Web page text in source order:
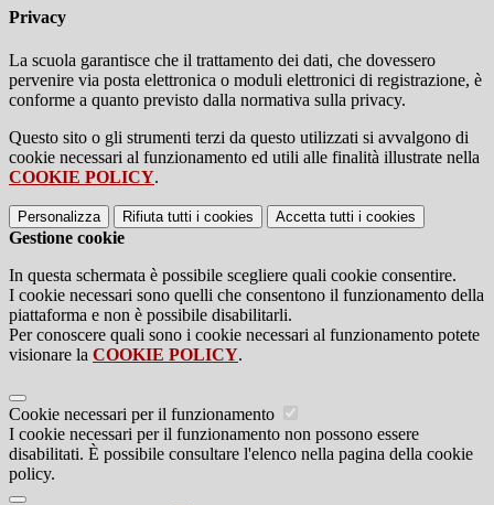
Privacy
La scuola garantisce che il trattamento dei dati, che dovessero
pervenire via posta elettronica o moduli elettronici di registrazione, è
conforme a quanto previsto dalla normativa sulla privacy.
Questo sito o gli strumenti terzi da questo utilizzati si avvalgono di
cookie necessari al funzionamento ed utili alle finalità illustrate nella
COOKIE POLICY.
Personalizza Rifiuta tutti i cookies Accetta tutti i cookies
Gestione cookie
In questa schermata è possibile scegliere quali cookie consentire.
I cookie necessari sono quelli che consentono il funzionamento della
piattaforma e non è possibile disabilitarli.
Per conoscere quali sono i cookie necessari al funzionamento potete
visionare la COOKIE POLICY.
Cookie necessari per il funzionamento
I cookie necessari per il funzionamento non possono essere
disabilitati. È possibile consultare l'elenco nella pagina della cookie
policy.